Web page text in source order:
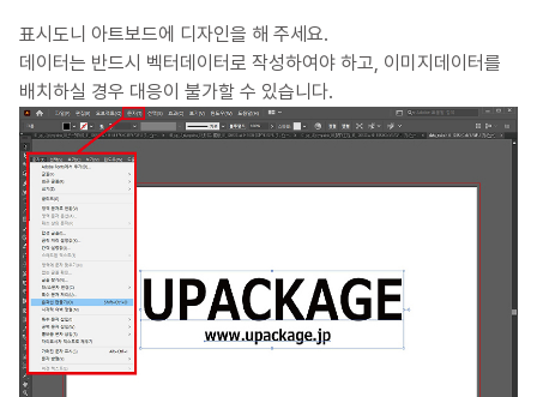
표시도니 아트보드에 디자인을 해 주세요.
데이터는 반드시 벡터데이터로 작성하여야 하고, 이미지데이터를
배치하실 경우 대응이 불가할 수 있습니다.